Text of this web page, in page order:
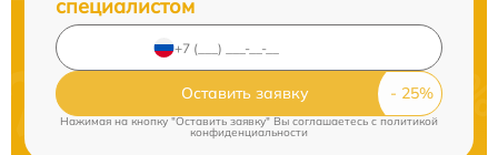
специалистом
Оставить заявку
Нажимая на кнопку "Оставить заявку" Вы соглашаетесь c политикой
конфиденциальности